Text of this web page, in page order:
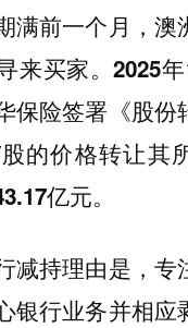
满前一个月，澳
来买家。2025
保险签署《股份
的价格转让其
亿元。
减持理由是，专
银行业务并相应